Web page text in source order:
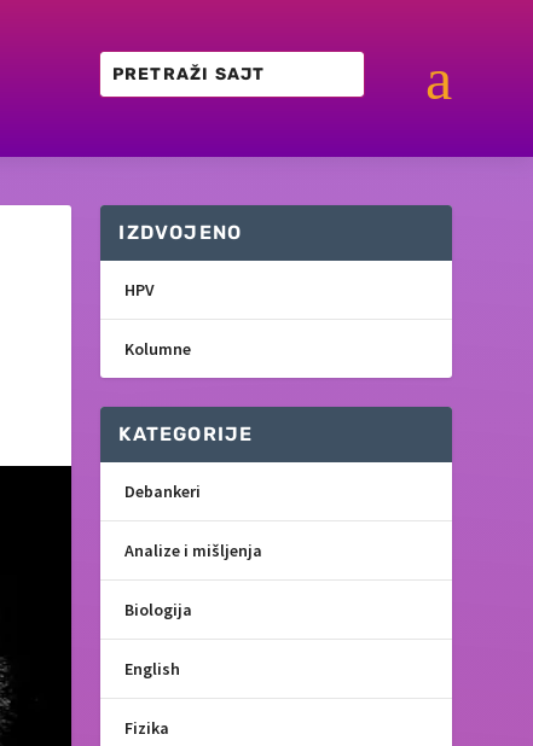
a
IZDVOJENO
HPV
Kolumne
KATEGORIJE
Debankeri
Analize i mišljenja
Biologija
English
Fizika